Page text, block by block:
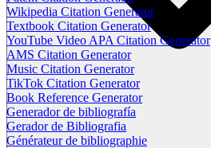
Wikipedia Citation Generator
Textbook Citation Generator
YouTube Video APA Citation Generator
AMS Citation Generator
Music Citation Generator
TikTok Citation Generator
Book Reference Generator
Generador de bibliografía
Gerador de Bibliografia
Générateur de bibliographie